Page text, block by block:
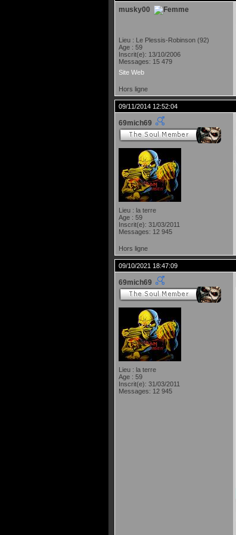
musky00
Lieu : Le Plessis-Robinson (92)
Age : 59
Inscrit(e): 13/10/2006
Messages: 15 479
Site Web
Hors ligne
09/11/2014 12:52:04
69mich69
Lieu : la terre
Age : 59
Inscrit(e): 31/03/2011
Messages: 12 945
Hors ligne
09/10/2021 18:47:09
69mich69
Lieu : la terre
Age : 59
Inscrit(e): 31/03/2011
Messages: 12 945